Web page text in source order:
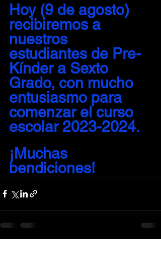
Hoy (9 de agosto)
recibiremos a
nuestros
estudiantes de Pre-
Kínder a Sexto
Grado, con mucho
entusiasmo para
comenzar el curso
escolar 2023-2024.
¡Muchas
bendiciones!